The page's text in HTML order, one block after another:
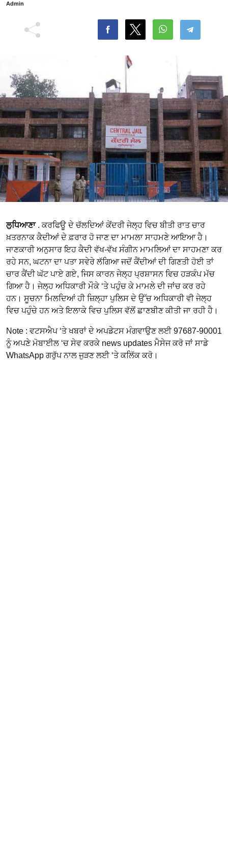
Admin
ਲੁਧਿਆਣਾ. ਕਰਫਿਊ ਦੇ ਚੱਲਦਿਆਂ ਕੇਂਦਰੀ ਜੇਲ੍ਹ ਵਿਚ ਬੀਤੀ ਰਾਤ ਚਾਰ
ਖ਼ਤਰਨਾਕ ਕੈਦੀਆਂ ਦੇ ਫ਼ਰਾਰ ਹੋ ਜਾਣ ਦਾ ਮਾਮਲਾ ਸਾਹਮਣੇ ਆਇਆ ਹੈ।
ਜਾਣਕਾਰੀ ਅਨੁਸਾਰ ਇਹ ਕੈਦੀ ਵੱਖ-ਵੱਖ ਸੰਗੀਨ ਮਾਮਲਿਆਂ ਦਾ ਸਾਹਮਣਾ ਕਰ
ਰਹੇ ਸਨ, ਘਟਨਾ ਦਾ ਪਤਾ ਸਵੇਰੇ ਲੱਗਿਆ ਜਦੋਂ ਕੈਂਦੀਆਂ ਦੀ ਗਿਣਤੀ ਹੋਈ ਤਾਂ
ਚਾਰ ਕੈਂਦੀ ਘੱਟ ਪਾਏ ਗਏ, ਜਿਸ ਕਾਰਨ ਜੇਲ੍ਹ ਪ੍ਰਸ਼ਾਸਨ ਵਿਚ ਹੜਕੰਪ ਮੱਚ
ਗਿਆ ਹੈ। ਜੇਲ੍ਹ ਅਧਿਕਾਰੀ ਮੌਕੇ ‘ਤੇ ਪਹੁੰਚ ਕੇ ਮਾਮਲੇ ਦੀ ਜਾਂਚ ਕਰ ਰਹੇ
ਹਨ। ਸੂਚਨਾ ਮਿਲਦਿਆਂ ਹੀ ਜ਼ਿਲ੍ਹਾ ਪੁਲਿਸ ਦੇ ਉੱਚ ਅਧਿਕਾਰੀ ਵੀ ਜੇਲ੍ਹ
ਵਿਚ ਪਹੁੰਚੇ ਹਨ ਅਤੇ ਇਲਾਕੇ ਵਿਚ ਪੁਲਿਸ ਵੱਲੋਂ ਛਾਣਬੀਣ ਕੀਤੀ ਜਾ ਰਹੀ ਹੈ।
Note : ਵਟਸਐਪ ‘ਤੇ ਖਬਰਾਂ ਦੇ ਅਪਡੇਟਸ ਮੰਗਵਾਉਣ ਲਈ 97687-90001
ਨੂੰ ਅਪਣੇ ਮੋਬਾਈਲ ‘ਚ ਸੇਵ ਕਰਕੇ news updates ਮੈਸੇਜ ਕਰੋ ਜਾਂ ਸਾਡੇ
WhatsApp ਗਰੁੱਪ ਨਾਲ ਜੁੜਣ ਲਈ ‘ਤੇ ਕਲਿੱਕ ਕਰੋ।